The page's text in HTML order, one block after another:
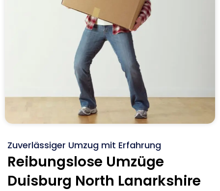
Zuverlässiger Umzug mit Erfahrung
Reibungslose Umzüge
Duisburg North Lanarkshire